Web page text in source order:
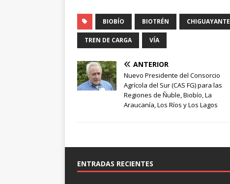
BIOBÍO BIOTRÉN CHIGUAYANTE
TREN DE CARGA VÍA
ANTERIOR
Nuevo Presidente del Consorcio
Agrícola del Sur (CAS FG) para las
Regiones de Ñuble, Biobío, La
Araucanía, Los Ríos y Los Lagos
ENTRADAS RECIENTES